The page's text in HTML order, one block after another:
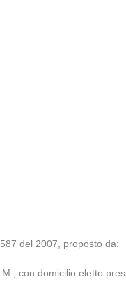
del 2007, proposto da:
con domicilio eletto